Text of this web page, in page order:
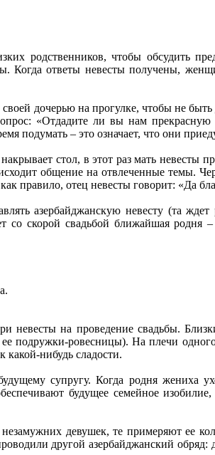
родственников, чтобы обсудить
Когда ответы невесты получены,
дочерью на прогулке, чтобы не
«Отдадите ли вы нам прекрасную
подумать – это означает, что они
стол, в этот раз мать невесты
общение на отвлеченные темы.
правило, отец невесты говорит: «Да
азербайджанскую невесту (та
со скорой свадьбой ближайшая родня
невесты на проведение свадьбы.
подружки-ровесницы). На плечи
какой-нибудь сладости.
супругу. Когда родня жениха
будущее семейное
девушек, те примеряют ее
другой азербайджанский